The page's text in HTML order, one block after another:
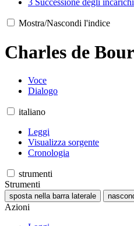
3 Successione degli incarichi
Mostra/Nascondi l'indice
Charles de
Voce
Dialogo
italiano
Leggi
Visualizza sorgente
Cronologia
strumenti
Strumenti
sposta nella barra laterale
Azioni